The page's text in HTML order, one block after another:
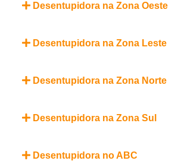
Desentupidora na Zona Oeste
Desentupidora na Zona Leste
Desentupidora na Zona Norte
Desentupidora na Zona Sul
Desentupidora no ABC